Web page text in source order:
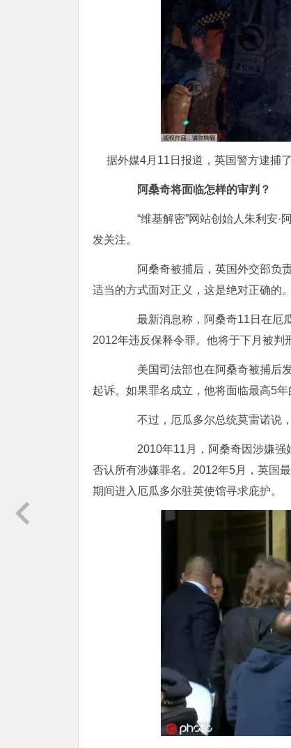
据外媒4月11日报道，英国警方逮捕
阿桑奇将面临怎样的审判？
“维基解密”网站创始人朱利安·阿
发关注。
阿桑奇被捕后，英国外交部负责
适当的方式面对正义，这是绝对正确的
最新消息称，阿桑奇11日在厄瓜
2012年违反保释令罪。他将于下月被判
美国司法部也在阿桑奇被捕后发
起诉。如果罪名成立，他将面临最高5年
不过，厄瓜多尔总统莫雷诺说，
2010年11月，阿桑奇因涉嫌强
否认所有涉嫌罪名。2012年5月，英国
期间进入厄瓜多尔驻英使馆寻求庇护。